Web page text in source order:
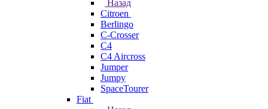
Назад
Citroen
Berlingo
C-Crosser
C4
C4 Aircross
Jumper
Jumpy
SpaceTourer
Fiat